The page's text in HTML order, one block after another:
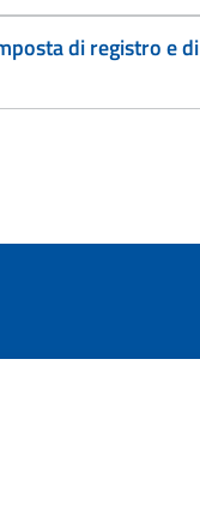
di registro e di